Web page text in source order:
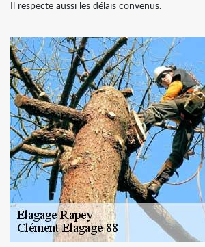
Il respecte aussi les délais convenus.